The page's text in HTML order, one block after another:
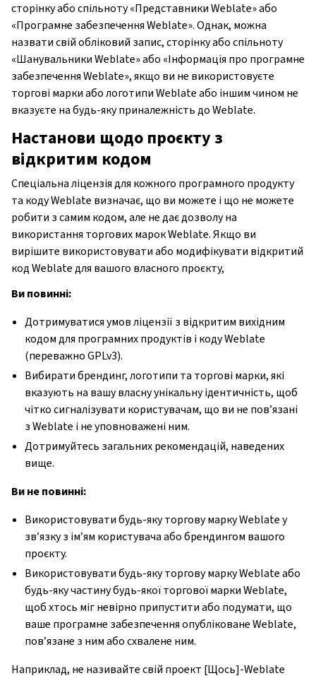
сторінку або спільноту «Представники Weblate» або
«Програмне забезпечення Weblate». Однак, можна
назвати свій обліковий запис, сторінку або спільноту
«Шанувальники Weblate» або «Інформація про програмне
забезпечення Weblate», якщо ви не використовуєте
торгові марки або логотипи Weblate або іншим чином не
вказуєте на будь-яку приналежність до Weblate.
Настанови щодо проєкту з
відкритим кодом
Спеціальна ліцензія для кожного програмного продукту
та коду Weblate визначає, що ви можете і що не можете
робити з самим кодом, але не дає дозволу на
використання торгових марок Weblate. Якщо ви
вирішите використовувати або модифікувати відкритий
код Weblate для вашого власного проєкту,
Ви повинні:
Дотримуватися умов ліцензії з відкритим вихідним
кодом для програмних продуктів і коду Weblate
(переважно GPLv3).
Вибирати брендинг, логотипи та торгові марки, які
вказують на вашу власну унікальну ідентичність, щоб
чітко сигналізувати користувачам, що ви не пов’язані
з Weblate і не уповноважені ним.
Дотримуйтесь загальних рекомендацій, наведених
вище.
Ви не повинні:
Використовувати будь-яку торгову марку Weblate у
зв’язку з ім’ям користувача або брендингом вашого
проєкту.
Використовувати будь-яку торгову марку Weblate або
будь-яку частину будь-якої торгової марки Weblate,
щоб хтось міг невірно припустити або подумати, що
ваше програмне забезпечення опубліковане Weblate,
пов’язане з ним або схвалене ним.
Наприклад, не називайте свій проект [Щось]-Weblate